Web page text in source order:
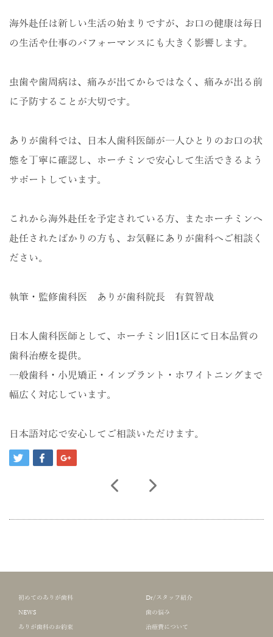
海外赴任は新しい生活の始まりですが、お口の健康は毎日
の生活や仕事のパフォーマンスにも大きく影響します。
虫歯や歯周病は、痛みが出てからではなく、痛みが出る前
に予防することが大切です。
ありが歯科では、日本人歯科医師が一人ひとりのお口の状
態を丁寧に確認し、ホーチミンで安心して生活できるよう
サポートしています。
これから海外赴任を予定されている方、またホーチミンへ
赴任されたばかりの方も、お気軽にありが歯科へご相談く
ださい。
執筆・監修歯科医 ありが歯科院長 有賀智哉
日本人歯科医師として、ホーチミン旧1区にて日本品質の
歯科治療を提供。
一般歯科・小児矯正・インプラント・ホワイトニングまで
幅広く対応しています。
日本語対応で安心してご相談いただけます。
初めてのありが歯科 Dr/スタッフ紹介
NEWS 歯の悩み
ありが歯科のお約束 治療費について